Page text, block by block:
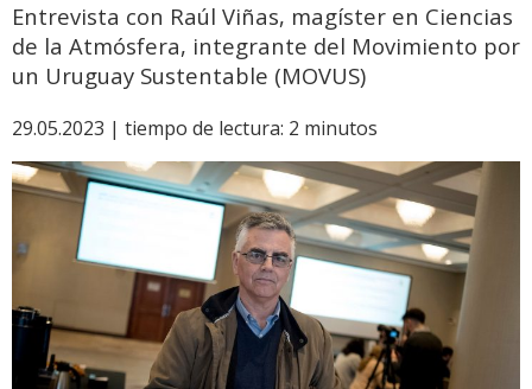
Entrevista con Raúl Viñas, magíster en Ciencias
de la Atmósfera, integrante del Movimiento por
un Uruguay Sustentable (MOVUS)
29.05.2023 | tiempo de lectura: 2 minutos